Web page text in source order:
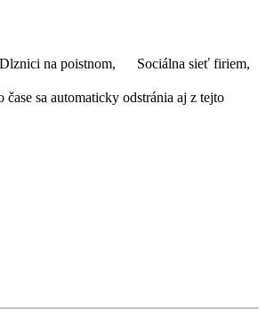
Dlznici na poistnom,
Sociálna sieť firiem,
sa automaticky odstránia aj z tejto